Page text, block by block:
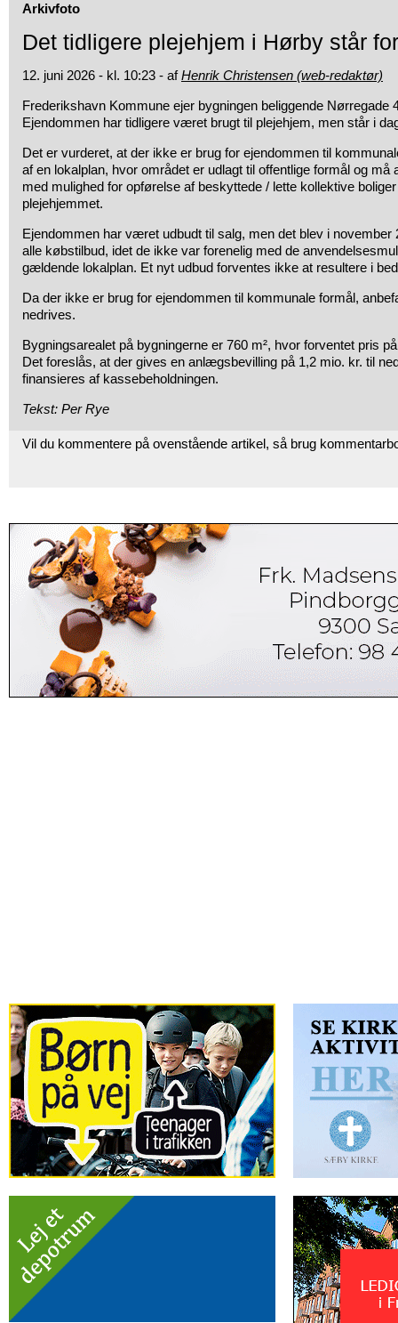
Arkivfoto
Det tidligere plejehjem i Hørby står
12. juni 2026 - kl. 10:23 - afHenrik Christensen (web-redaktør)
Frederikshavn Kommune ejer bygningen beliggende Nørregade
Ejendommen har tidligere været brugt til plejehjem, men står i
Det er vurderet, at der ikke er brug for ejendommen til
af en lokalplan, hvor området er udlagt til offentlige formål og må
med mulighed for opførelse af beskyttede / lette kollektive
plejehjemmet.
Ejendommen har været udbudt til salg, men det blev i november
alle købstilbud, idet de ikke var forenelig med de
gældende lokalplan. Et nyt udbud forventes ikke at resultere i
Da der ikke er brug for ejendommen til kommunale formål,
nedrives.
Bygningsarealet på bygningerne er 760 m², hvor forventet pris
Det foreslås, at der gives en anlægsbevilling på 1,2 mio. kr. til
finansieres af kassebeholdningen.
Tekst: Per Rye
Vil du kommentere på ovenstående artikel, så brug